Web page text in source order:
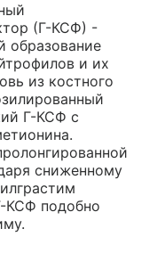
(Г-КСФ) -
образование
и их
из костного
Г-КСФ с
сниженному
КСФ подобно